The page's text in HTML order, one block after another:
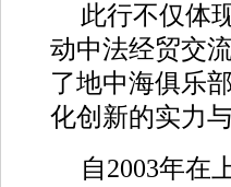
此行不仅体
动中法经贸交
了地中海俱乐
化创新的实力与
自2003年在